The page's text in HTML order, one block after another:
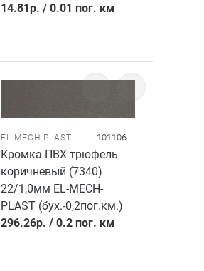
14.81р. /0.01 пог. км
EL-MECH-PLAST 101106
Кромка ПВХ трюфель
коричневый (7340)
22/1,0мм EL-MECH-
PLAST (бух.-0,2пог.км.)
296.26р. /0.2 пог. км